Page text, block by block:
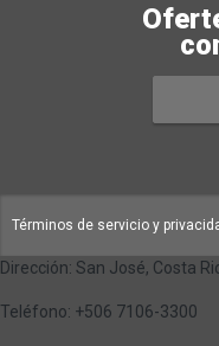
Términos de servicio y
Dirección: San José, Costa
Teléfono: +506 7106-3300